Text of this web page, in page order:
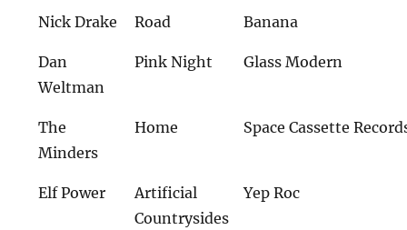
Nick Drake Road Banana
Dan
Weltman
Pink Night Glass Modern
The
Minders
Home Space Cassette
Elf Power
Artificial
Countrysides
Yep Roc